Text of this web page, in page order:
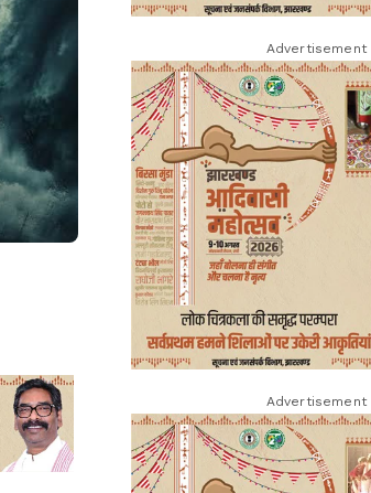
Advertisement
Advertisement